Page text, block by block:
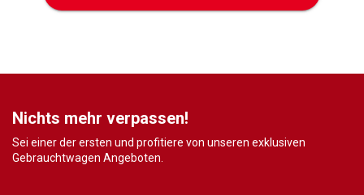
Nichts mehr verpassen!
Sei einer der ersten und profitiere von unseren exklusiven
Gebrauchtwagen Angeboten.